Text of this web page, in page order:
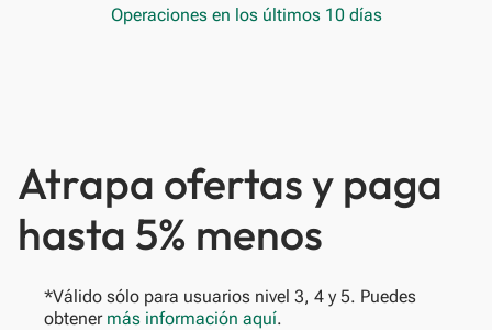
Operaciones en los últimos 10 días
Atrapa ofertas y paga
hasta 5% menos
*Válido sólo para usuarios nivel 3, 4 y 5. Puedes
obtener más información aquí.